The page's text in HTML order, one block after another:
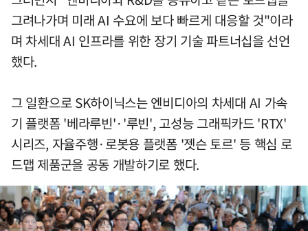
그려나가며 미래 AI 수요에 보다 빠르게 대응할 것"이라
며 차세대 AI 인프라를 위한 장기 기술 파트너십을 선언
했다.
그 일환으로 SK하이닉스는 엔비디아의 차세대 AI 가속
기 플랫폼 '베라루빈'·'루빈', 고성능 그래픽카드 'RTX'
시리즈, 자율주행·로봇용 플랫폼 '젯슨 토르' 등 핵심 로
드맵 제품군을 공동 개발하기로 했다.